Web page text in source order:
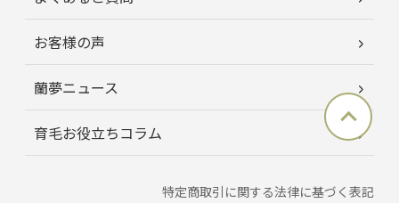
お客様の声
蘭夢ニュース
育毛お役立ちコラム
特定商取引に関する法律に基づく表記